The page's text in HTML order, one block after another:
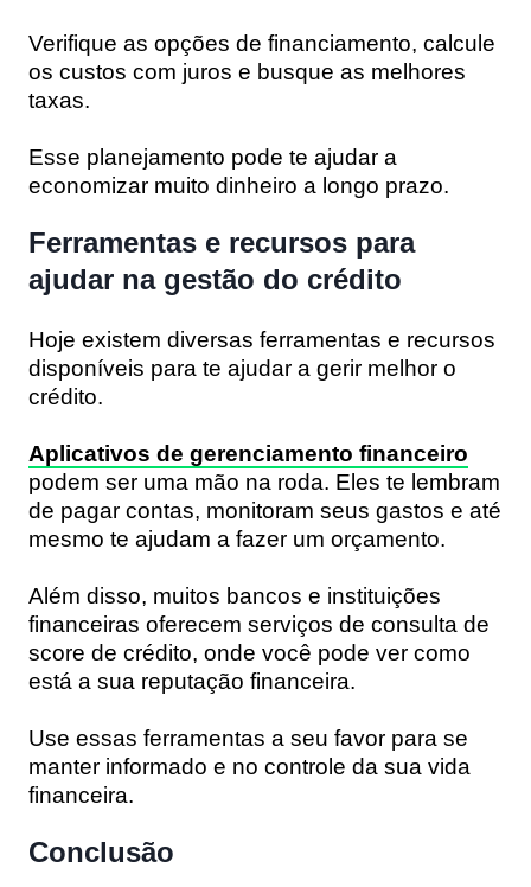
Verifique as opções de financiamento, calcule
os custos com juros e busque as melhores
taxas.
Esse planejamento pode te ajudar a
economizar muito dinheiro a longo prazo.
Ferramentas e recursos para
ajudar na gestão do crédito
Hoje existem diversas ferramentas e recursos
disponíveis para te ajudar a gerir melhor o
crédito.
Aplicativos de gerenciamento financeiro
podem ser uma mão na roda. Eles te lembram
de pagar contas, monitoram seus gastos e até
mesmo te ajudam a fazer um orçamento.
Além disso, muitos bancos e instituições
financeiras oferecem serviços de consulta de
score de crédito, onde você pode ver como
está a sua reputação financeira.
Use essas ferramentas a seu favor para se
manter informado e no controle da sua vida
financeira.
Conclusão